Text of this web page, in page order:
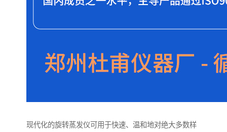
现代化的旋转蒸发仪可用于快速、温和地对绝大多数样